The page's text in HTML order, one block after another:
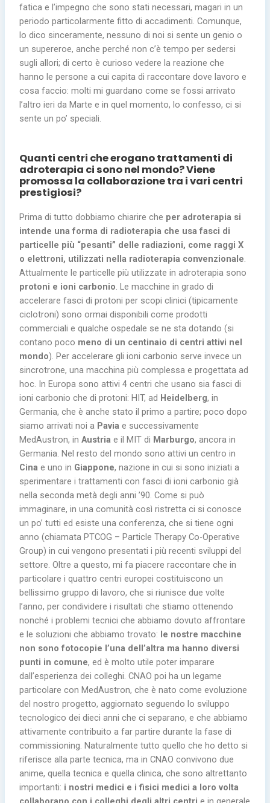
fatica e l’impegno che sono stati necessari, magari in un
periodo particolarmente fitto di accadimenti. Comunque,
lo dico sinceramente, nessuno di noi si sente un genio o
un supereroe, anche perché non c’è tempo per sedersi
sugli allori; di certo è curioso vedere la reazione che
hanno le persone a cui capita di raccontare dove lavoro e
cosa faccio: molti mi guardano come se fossi arrivato
l’altro ieri da Marte e in quel momento, lo confesso, ci si
sente un po’ speciali.
Quanti centri che erogano trattamenti di
adroterapia ci sono nel mondo? Viene
promossa la collaborazione tra i vari centri
prestigiosi?
Prima di tutto dobbiamo chiarire che per adroterapia si
intende una forma di radioterapia che usa fasci di
particelle più “pesanti” delle radiazioni, come raggi X
o elettroni, utilizzati nella radioterapia convenzionale
Attualmente le particelle più utilizzate in adroterapia sono
protoni e ioni carbonio . Le macchine in grado di
accelerare fasci di protoni per scopi clinici (tipicamente
ciclotroni) sono ormai disponibili come prodotti
commerciali e qualche ospedale se ne sta dotando (si
contano poco meno di un centinaio di centri attivi nel
mondo). Per accelerare gli ioni carbonio serve invece un
sincrotrone, una macchina più complessa e progettata ad
hoc. In Europa sono attivi 4 centri che usano sia fasci di
ioni carbonio che di protoni: HIT, ad Heidelberg, in
Germania, che è anche stato il primo a partire; poco dopo
siamo arrivati noi a Pavia e successivamente
MedAustron, inAustria e il MIT di Marburgo, ancora in
Germania. Nel resto del mondo sono attivi un centro in
Cina e uno in Giappone, nazione in cui si sono iniziati a
sperimentare i trattamenti con fasci di ioni carbonio già
nella seconda metà degli anni ’90. Come si può
immaginare, in una comunità così ristretta ci si conosce
un po’ tutti ed esiste una conferenza, che si tiene ogni
anno (chiamata PTCOG – Particle Therapy Co-Operative
Group) in cui vengono presentati i più recenti sviluppi del
settore. Oltre a questo, mi fa piacere raccontare che in
particolare i quattro centri europei costituiscono un
bellissimo gruppo di lavoro, che si riunisce due volte
l’anno, per condividere i risultati che stiamo ottenendo
nonché i problemi tecnici che abbiamo dovuto affrontare
e le soluzioni che abbiamo trovato: le nostre macchine
non sono fotocopie l’una dell’altra ma hanno diversi
punti in comune, ed è molto utile poter imparare
dall’esperienza dei colleghi. CNAO poi ha un legame
particolare con MedAustron, che è nato come evoluzione
del nostro progetto, aggiornato seguendo lo sviluppo
tecnologico dei dieci anni che ci separano, e che abbiamo
attivamente contribuito a far partire durante la fase di
commissioning. Naturalmente tutto quello che ho detto si
riferisce alla parte tecnica, ma in CNAO convivono due
anime, quella tecnica e quella clinica, che sono altrettanto
importanti: i nostri medici e i fisici medici a loro volta